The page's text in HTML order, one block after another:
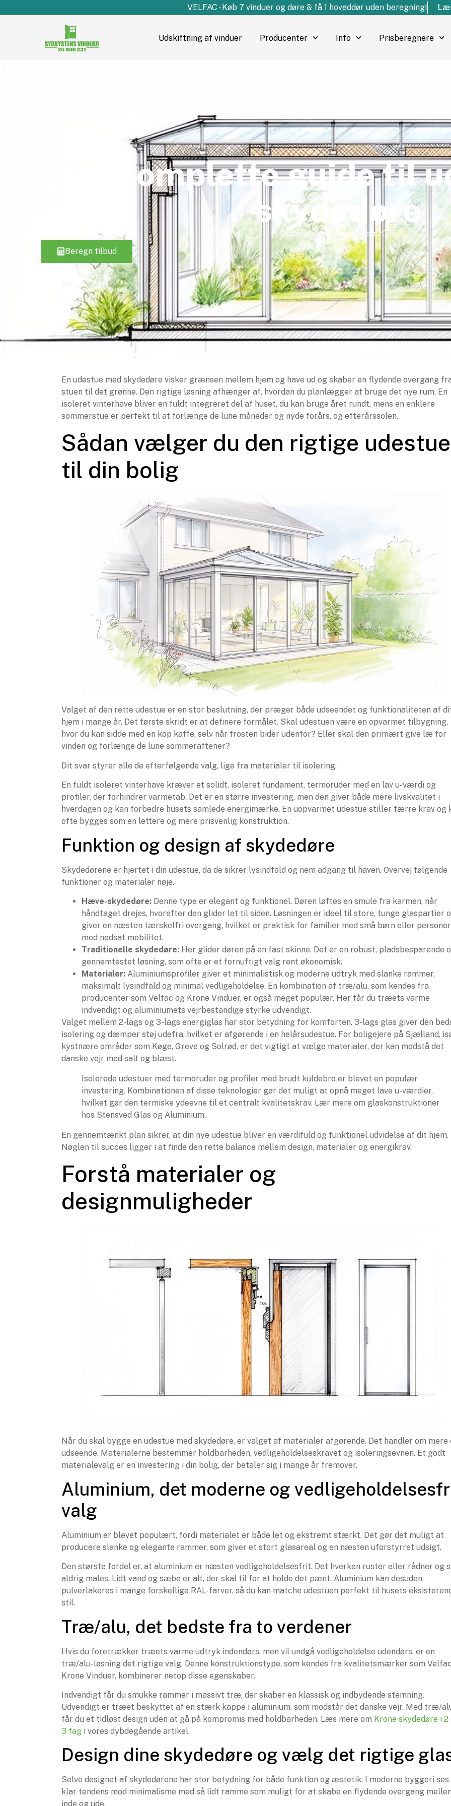
VELFAC - Køb 7 vinduer og døre & få 1 hoveddør uden beregning!
Udskiftning af vinduer Producenter Info Prisberegnere
Den komplette guide til
skydedøre
Opdateret søndag 15. feb 2026
Beregn tilbud
En udestue med skydedøre visker grænsen mellem hjem og have ud og skaber en flydende overgang
stuen til det grønne. Den rigtige løsning afhænger af, hvordan du planlægger at bruge det nye rum. En
isoleret vinterhave bliver en fuldt integreret del af huset, du kan bruge året rundt, mens en enklere
sommerstue er perfekt til at forlænge de lune måneder og nyde forårs, og efterårssolen.
Sådan vælger du den rigtige udestue
til din bolig
Valget af den rette udestue er en stor beslutning, der præger både udseendet og funktionaliteten af
hjem i mange år. Det første skridt er at definere formålet. Skal udestuen være en opvarmet tilbygning,
hvor du kan sidde med en kop kaffe, selv når frosten bider udenfor? Eller skal den primært give læ for
vinden og forlænge de lune sommeraftener?
Dit svar styrer alle de efterfølgende valg, lige fra materialer til isolering.
En fuldt isoleret vinterhave kræver et solidt, isoleret fundament, termoruder med en lav u-værdi og
profiler, der forhindrer varmetab. Det er en større investering, men den giver både mere livskvalitet i
hverdagen og kan forbedre husets samlede energimærke. En uopvarmet udestue stiller færre krav og
ofte bygges som en lettere og mere prisvenlig konstruktion.
Funktion og design af skydedøre
Skydedørene er hjertet i din udestue, da de sikrer lysindfald og nem adgang til haven. Overvej følgende
funktioner og materialer nøje.
Hæve-skydedøre: Denne type er elegant og funktionel. Døren løftes en smule fra karmen, når
håndtaget drejes, hvorefter den glider let til siden. Løsningen er ideel til store, tunge glaspartier
giver en næsten tærskelfri overgang, hvilket er praktisk for familier med små børn eller personer
med nedsat mobilitet.
Traditionelle skydedøre: Her glider døren på en fast skinne. Det er en robust, pladsbesparende
gennemtestet løsning, som ofte er et fornuftigt valg rent økonomisk.
Materialer: Aluminiumsprofiler giver et minimalistisk og moderne udtryk med slanke rammer,
maksimalt lysindfald og minimal vedligeholdelse. En kombination af træ/alu, som kendes fra
producenter som Velfac og Krone Vinduer, er også meget populær. Her får du træets varme
indvendigt og aluminiumets vejrbestandige styrke udvendigt.
Valget mellem 2-lags og 3-lags energiglas har stor betydning for komforten. 3-lags glas giver den
isolering og dæmper støj udefra, hvilket er afgørende i en helårsudestue. For boligejere på Sjælland,
kystnære områder som Køge, Greve og Solrød, er det vigtigt at vælge materialer, der kan modstå det
danske vejr med salt og blæst.
Isolerede udestuer med termoruder og profiler med brudt kuldebro er blevet en populær
investering. Kombinationen af disse teknologier gør det muligt at opnå meget lave u-værdier,
hvilket gør den termiske ydeevne til et centralt kvalitetskrav. Lær mere om glaskonstruktioner
hos Stensved Glas og Aluminium.
En gennemtænkt plan sikrer, at din nye udestue bliver en værdifuld og funktionel udvidelse af dit hjem.
Nøglen til succes ligger i at finde den rette balance mellem design, materialer og energikrav.
Forstå materialer og
designmuligheder
Når du skal bygge en udestue med skydedøre, er valget af materialer afgørende. Det handler om mere
udseende. Materialerne bestemmer holdbarheden, vedligeholdelseskravet og isoleringsevnen. Et godt
materialevalg er en investering i din bolig, der betaler sig i mange år fremover.
Aluminium, det moderne og
valg
Aluminium er blevet populært, fordi materialet er både let og ekstremt stærkt. Det gør det muligt at
producere slanke og elegante rammer, som giver et stort glasareal og en næsten uforstyrret udsigt.
Den største fordel er, at aluminium er næsten vedligeholdelsesfrit. Det hverken ruster eller rådner og
aldrig males. Lidt vand og sæbe er alt, der skal til for at holde det pænt. Aluminium kan desuden
pulverlakeres i mange forskellige RAL-farver, så du kan matche udestuen perfekt til husets
stil.
Træ/alu, det bedste fra to verdener
Hvis du foretrækker træets varme udtryk indendørs, men vil undgå vedligeholdelse udendørs, er en
træ/alu-løsning det rigtige valg. Denne konstruktionstype, som kendes fra kvalitetsmærker som
Krone Vinduer, kombinerer netop disse egenskaber.
Indvendigt får du smukke rammer i massivt træ, der skaber en klassisk og indbydende stemning.
Udvendigt er træet beskyttet af en stærk kappe i aluminium, som modstår det danske vejr. Med træ/
får du et tidløst design uden at gå på kompromis med holdbarheden. Læs mere om Krone skydedøre i 2
3 fag i vores dybdegående artikel.
Design dine skydedøre og vælg det rigtige
Selve designet af skydedørene har stor betydning for både funktion og æstetik. I moderne byggeri ses
klar tendens mod minimalisme med så lidt ramme som muligt for at skabe en flydende overgang
inde og ude.